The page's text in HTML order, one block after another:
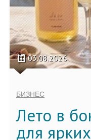
03.08.2026
БИЗНЕС
Лето в
для